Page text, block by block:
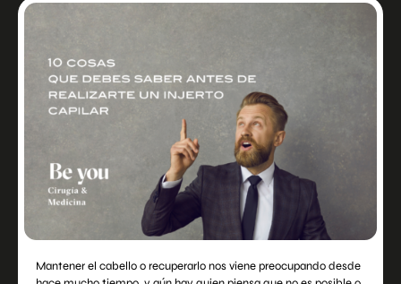
Mantener el cabello o recuperarlo nos viene preocupando desde